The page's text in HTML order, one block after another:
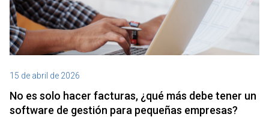
15 de abril de 2026
No es solo hacer facturas, ¿qué más debe tener un
software de gestión para pequeñas empresas?